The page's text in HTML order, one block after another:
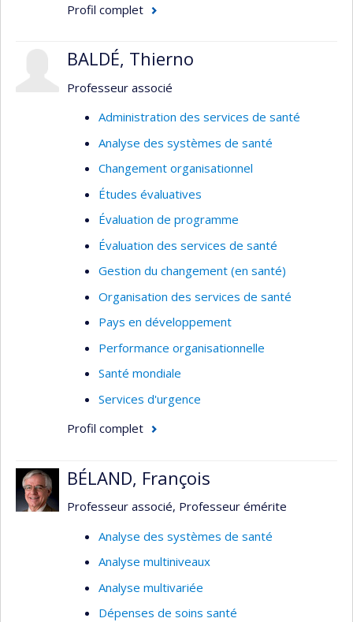
Profil complet
BALDÉ, Thierno
Professeur associé
Administration des services de santé
Analyse des systèmes de santé
Changement organisationnel
Études évaluatives
Évaluation de programme
Évaluation des services de santé
Gestion du changement (en santé)
Organisation des services de santé
Pays en développement
Performance organisationnelle
Santé mondiale
Services d'urgence
Profil complet
BÉLAND, François
Professeur associé, Professeur émérite
Analyse des systèmes de santé
Analyse multiniveaux
Analyse multivariée
Dépenses de soins santé